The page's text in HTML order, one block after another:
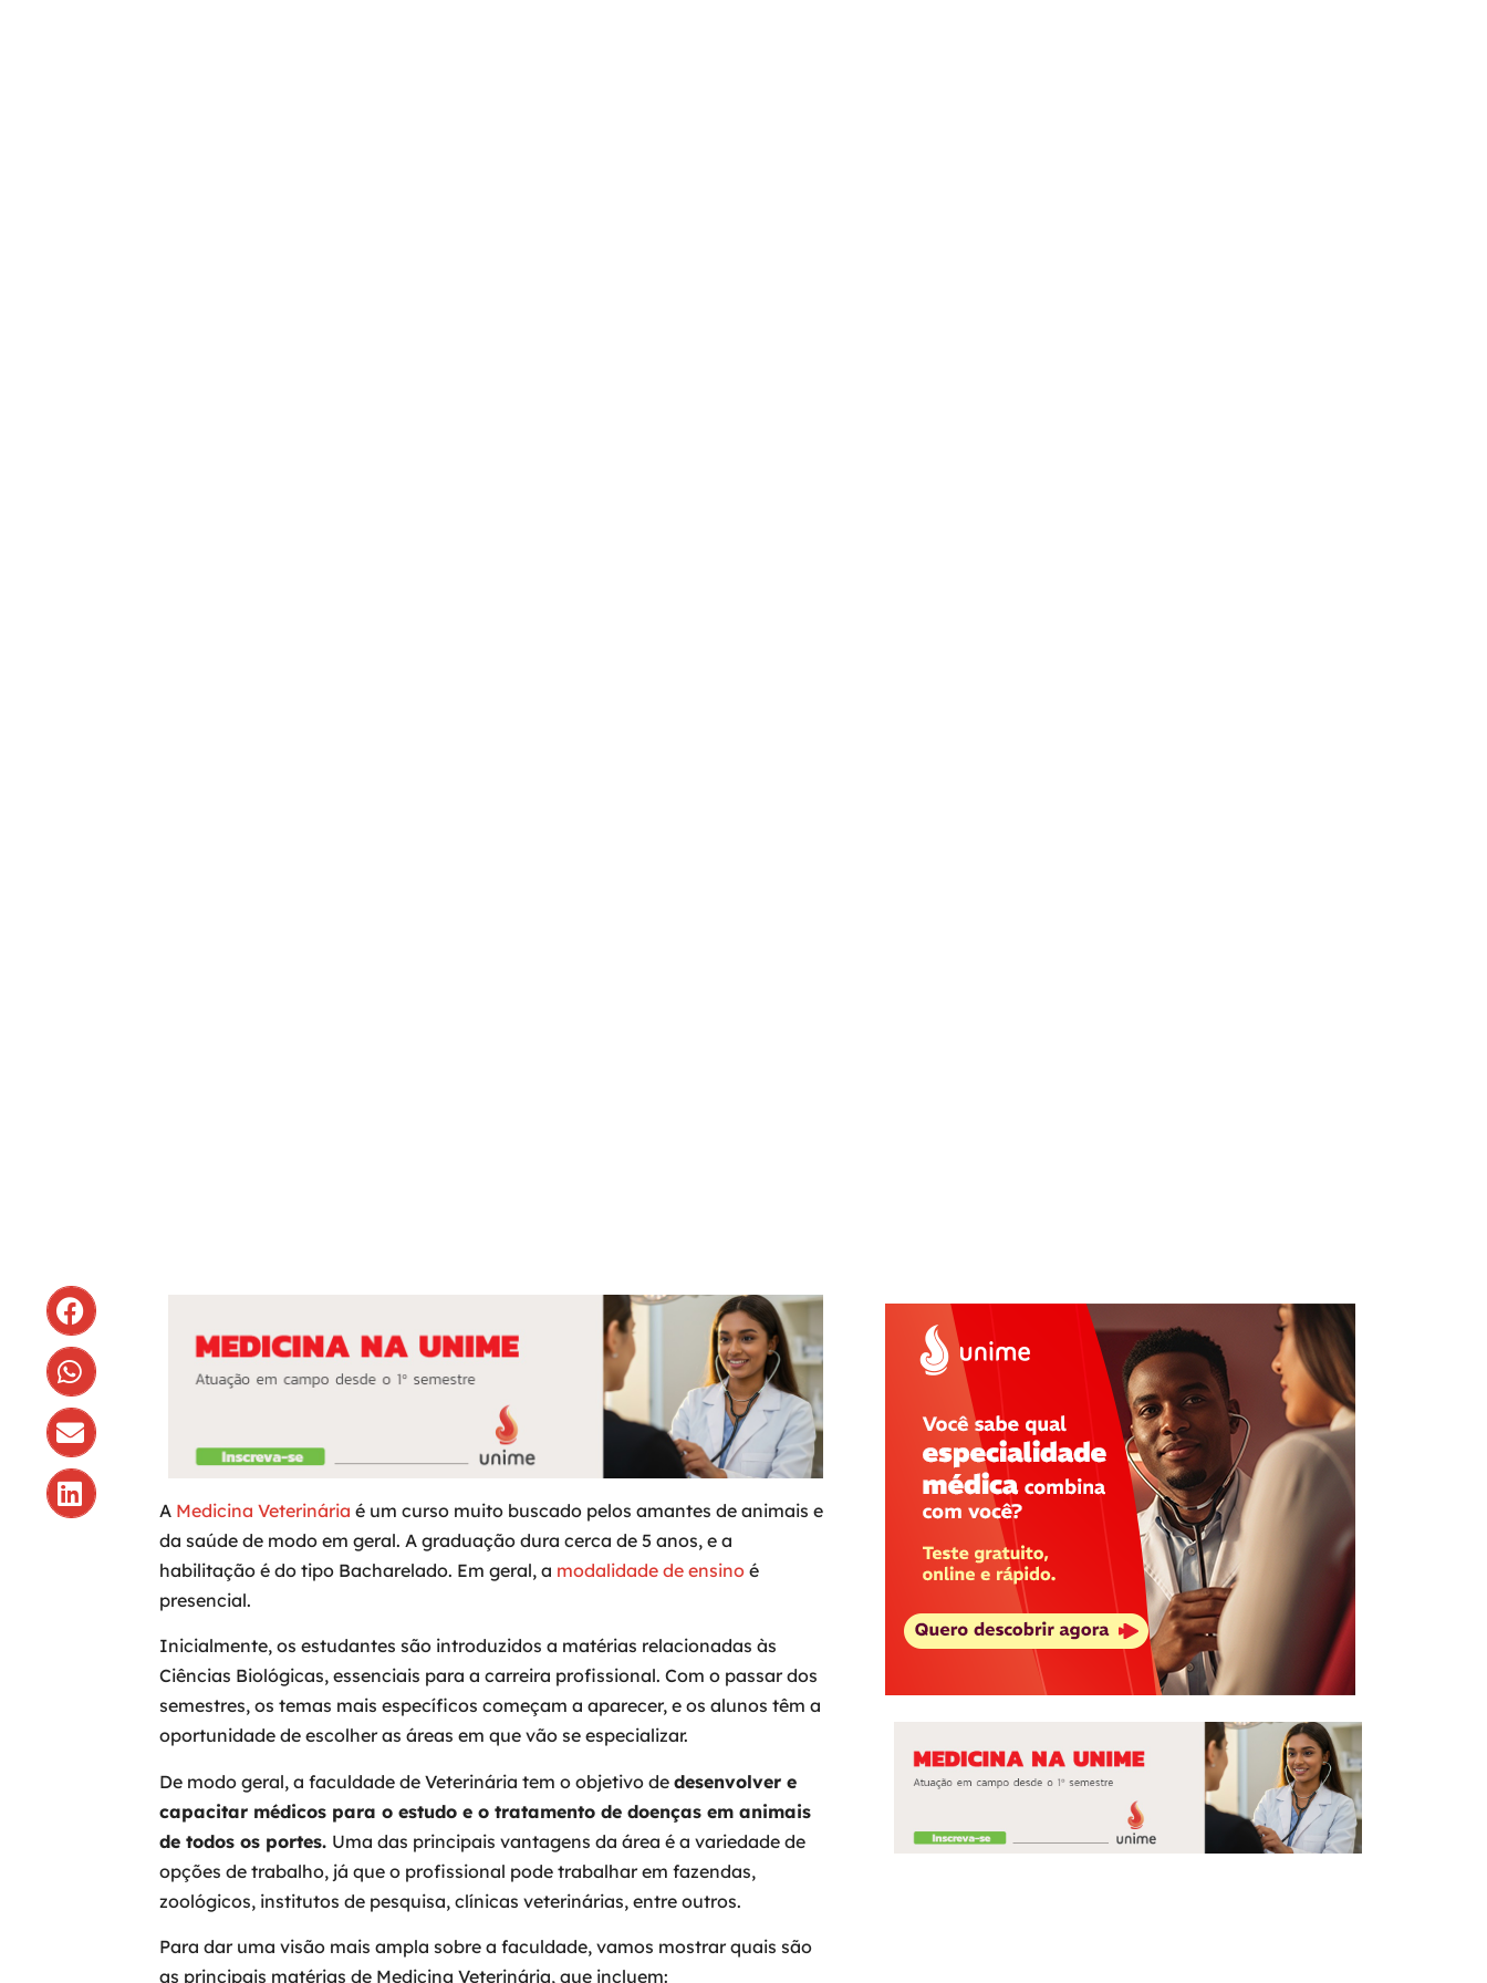
A Medicina Veterinária é um curso muito buscado pelos amantes de animais e
da saúde de modo em geral. A graduação dura cerca de 5 anos, e a
habilitação é do tipo Bacharelado. Em geral, a modalidade de ensino é
presencial.
Inicialmente, os estudantes são introduzidos a matérias relacionadas às
Ciências Biológicas, essenciais para a carreira profissional. Com o passar dos
semestres, os temas mais específicos começam a aparecer, e os alunos têm a
oportunidade de escolher as áreas em que vão se especializar.
De modo geral, a faculdade de Veterinária tem o objetivo de desenvolver e
capacitar médicos para o estudo e o tratamento de doenças em animais
de todos os portes. Uma das principais vantagens da área é a variedade de
opções de trabalho, já que o profissional pode trabalhar em fazendas,
zoológicos, institutos de pesquisa, clínicas veterinárias, entre outros.
Para dar uma visão mais ampla sobre a faculdade, vamos mostrar quais são
as principais matérias de Medicina Veterinária, que incluem: